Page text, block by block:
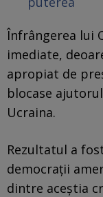
Înfrângerea lui
imediate,
apropiat de
blocase
Ucraina.
Rezultatul a
democrații
dintre aceștia